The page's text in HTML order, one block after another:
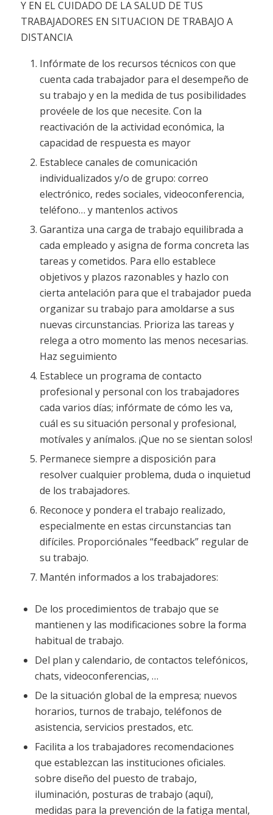
Y EN EL CUIDADO DE LA SALUD DE TUS
TRABAJADORES EN SITUACION DE TRABAJO A
DISTANCIA
Infórmate de los recursos técnicos con que
cuenta cada trabajador para el desempeño de
su trabajo y en la medida de tus posibilidades
provéele de los que necesite. Con la
reactivación de la actividad económica, la
capacidad de respuesta es mayor
Establece canales de comunicación
individualizados y/o de grupo: correo
electrónico, redes sociales, videoconferencia,
teléfono… y mantenlos activos
Garantiza una carga de trabajo equilibrada a
cada empleado y asigna de forma concreta las
tareas y cometidos. Para ello establece
objetivos y plazos razonables y hazlo con
cierta antelación para que el trabajador pueda
organizar su trabajo para amoldarse a sus
nuevas circunstancias. Prioriza las tareas y
relega a otro momento las menos necesarias.
Haz seguimiento
Establece un programa de contacto
profesional y personal con los trabajadores
cada varios días; infórmate de cómo les va,
cuál es su situación personal y profesional,
motívales y anímalos. ¡Que no se sientan solos!
Permanece siempre a disposición para
resolver cualquier problema, duda o inquietud
de los trabajadores.
Reconoce y pondera el trabajo realizado,
especialmente en estas circunstancias tan
difíciles. Proporciónales “feedback” regular de
su trabajo.
Mantén informados a los trabajadores:
De los procedimientos de trabajo que se
mantienen y las modificaciones sobre la forma
habitual de trabajo.
Del plan y calendario, de contactos telefónicos,
chats, videoconferencias, …
De la situación global de la empresa; nuevos
horarios, turnos de trabajo, teléfonos de
asistencia, servicios prestados, etc.
Facilita a los trabajadores recomendaciones
que establezcan las instituciones oficiales.
sobre diseño del puesto de trabajo,
iluminación, posturas de trabajo (aquí),
medidas para la prevención de la fatiga mental,